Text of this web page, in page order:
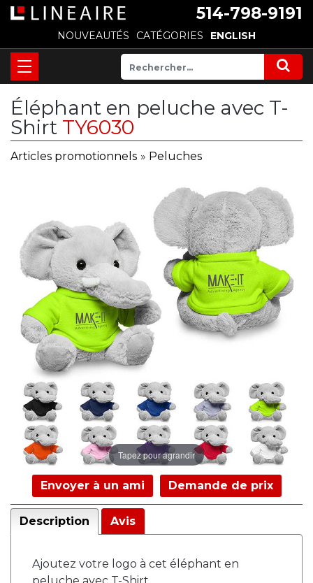
514-798-9191
NOUVEAUTÉS CATÉGORIES ENGLISH
Éléphant en peluche avec T-
Shirt TY6030
Articles promotionnels » Peluches
Tapez pour agrandir
Envoyer à un ami Demande de prix
Description Avis
Ajoutez votre logo à cet éléphant en